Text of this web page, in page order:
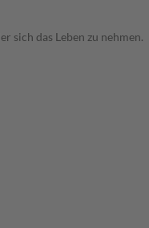
sich das Leben zu nehmen.